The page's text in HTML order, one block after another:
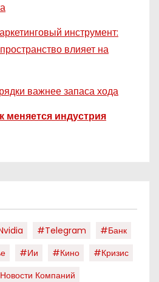
инструмент:
влияет на
важнее запаса хода
меняется индустрия
#telegram
#банк
#ии #кино
#кризис
Компаний